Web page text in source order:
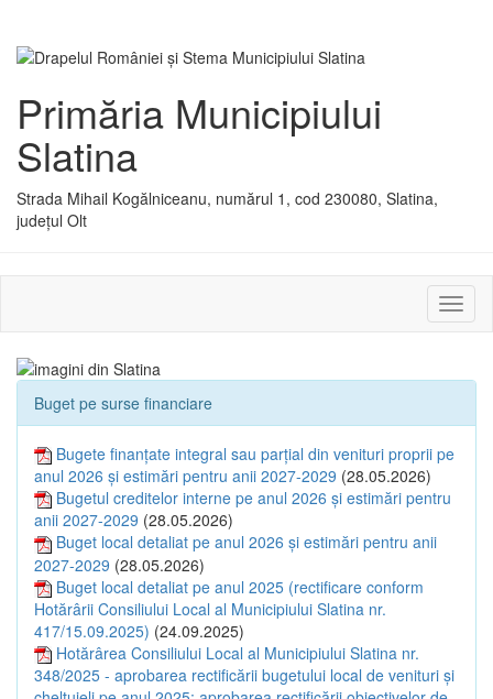
Primăria Municipiului
Slatina
Strada Mihail Kogălniceanu, numărul 1, cod 230080, Slatina,
județul Olt
sau
Buget pe surse financiare
Bugete finanțate integral sau parțial din venituri proprii pe
anul 2026 și estimări pentru anii 2027-2029 (28.05.2026)
Bugetul creditelor interne pe anul 2026 și estimări pentru
anii 2027-2029 (28.05.2026)
Buget local detaliat pe anul 2026 și estimări pentru anii
2027-2029 (28.05.2026)
Buget local detaliat pe anul 2025 (rectificare conform
Hotărârii Consiliului Local al Municipiului Slatina nr.
417/15.09.2025) (24.09.2025)
Hotărârea Consiliului Local al Municipiului Slatina nr.
348/2025 - aprobarea rectificării bugetului local de venituri și